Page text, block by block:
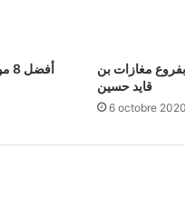
بفروع مغازات بن
قايد حسين
6 octobre 2020